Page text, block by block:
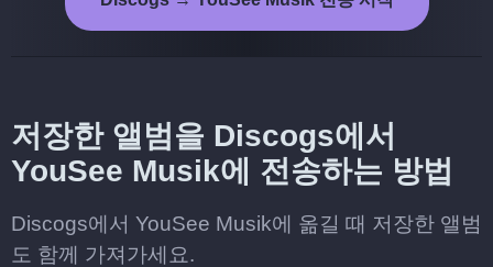
저장한 앨범을 Discogs에서
YouSee Musik에 전송하는 방법
Discogs에서 YouSee Musik에 옮길 때 저장한 앨범
도 함께 가져가세요.